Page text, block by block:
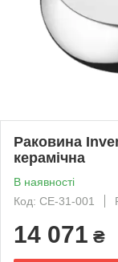
Раковина
керамічна
В наявності
Код: CE-31-001
14 071 ₴